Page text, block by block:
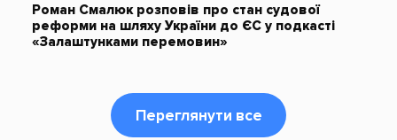
Роман Смалюк розповів про стан судової
реформи на шляху України до ЄС у подкасті
«Залаштунками перемовин»
Переглянути все